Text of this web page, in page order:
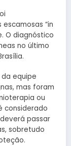
“in
O diagnóstico
no último
equipe
mas foram
ou
considerado
passar
sobretudo